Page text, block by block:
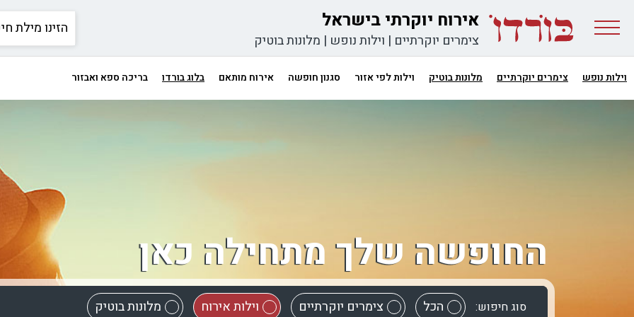
אירוח יוקרתי בישראל
צימרים יוקרתיים | וילות נופש | מלונות בוטיק
וילות נופש צימרים יוקרתיים מלונות בוטיק וילות לפי אזור סגנון חופשה אירוח מותאם בלוג בורדו בריכה ספא ואבזור
החופשה שלך מתחילה כאן
סוג חיפוש: הכל צימרים יוקרתיים וילות אירוח מלונות בוטיק